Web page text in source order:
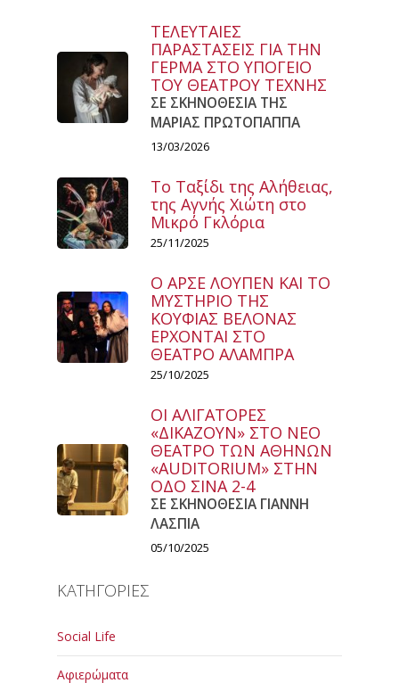
ΤΕΛΕΥΤΑΙΕΣ
ΠΑΡΑΣΤΑΣΕΙΣ ΓΙΑ ΤΗΝ
ΓΕΡΜΑ ΣΤΟ ΥΠΟΓΕΙΟ
ΤΟΥ ΘΕΑΤΡΟΥ ΤΕΧΝΗΣ
ΣΕ ΣΚΗΝΟΘΕΣΙΑ ΤΗΣ
ΜΑΡΙΑΣ ΠΡΩΤΟΠΑΠΠΑ
13/03/2026
Το Ταξίδι της Αλήθειας,
της Αγνής Χιώτη στο
Μικρό Γκλόρια
25/11/2025
Ο ΑΡΣΕ ΛΟΥΠΕΝ ΚΑΙ ΤΟ
ΜΥΣΤΗΡΙΟ ΤΗΣ
ΚΟΥΦΙΑΣ ΒΕΛΟΝΑΣ
ΕΡΧΟΝΤΑΙ ΣΤΟ
ΘΕΑΤΡΟ ΑΛΑΜΠΡΑ
25/10/2025
ΟΙ ΑΛΙΓΑΤΟΡΕΣ
«ΔΙΚΑΖΟΥΝ» ΣΤΟ ΝΕΟ
ΘΕΑΤΡΟ ΤΩΝ ΑΘΗΝΩΝ
«AUDITORIUM» ΣΤΗΝ
ΟΔΟ ΣΙΝΑ 2-4
ΣΕ ΣΚΗΝΟΘΕΣΙΑ ΓΙΑΝΝΗ
ΛΑΣΠΙΑ
05/10/2025
ΚΑΤΗΓΟΡΙΕΣ
Social Life
Αφιερώματα